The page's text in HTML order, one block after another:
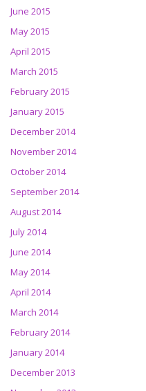
June 2015
May 2015
April 2015
March 2015
February 2015
January 2015
December 2014
November 2014
October 2014
September 2014
August 2014
July 2014
June 2014
May 2014
April 2014
March 2014
February 2014
January 2014
December 2013